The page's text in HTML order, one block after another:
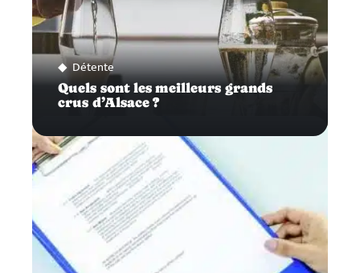
Détente
Quels sont les meilleurs grands
crus d’Alsace ?